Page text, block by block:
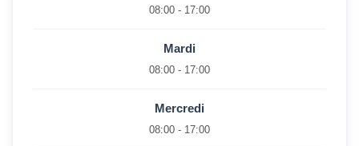
08:00 - 17:00
Mardi
08:00 - 17:00
Mercredi
08:00 - 17:00